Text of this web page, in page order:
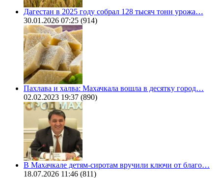
Дагестан в 2025 году собрал 128 тысяч тонн урожа…
30.01.2026 07:25 (914)
Пахлава и халва: Махачкала вошла в десятку город…
02.02.2023 19:37 (890)
В Махачкале детям-сиротам вручили ключи от благо…
18.07.2026 11:46 (811)